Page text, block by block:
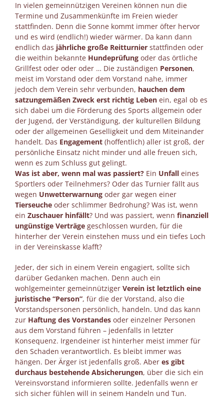
In vielen gemeinnützigen Vereinen können nun die
Termine und Zusammenkünfte im Freien wieder
stattfinden. Denn die Sonne kommt immer öfter hervor
und es wird (endlich!) wieder wärmer. Da kann dann
endlich das jährliche große Reitturnier stattfinden oder
die weithin bekannte Hundeprüfung oder das örtliche
Grillfest oder oder oder … Die zuständigen Personen,
meist im Vorstand oder dem Vorstand nahe, immer
jedoch dem Verein sehr verbunden, hauchen dem
satzungemäßen Zweck erst richtig Leben ein, egal ob es
sich dabei um die Förderung des Sports allgemein oder
der Jugend, der Verständigung, der kulturellen Bildung
oder der allgemeinen Geselligkeit und dem Miteinander
handelt. Das Engagement (hoffentlich) aller ist groß, der
persönliche Einsatz nicht minder und alle freuen sich,
wenn es zum Schluss gut gelingt.
Was ist aber, wenn mal was passiert? Ein Unfall eines
Sportlers oder Teilnehmers? Oder das Turnier fällt aus
wegen Unwetterwarnung oder gar wegen einer
Tierseuche oder schlimmer Bedrohung? Was ist, wenn
ein Zuschauer hinfällt? Und was passiert, wenn finanziell
ungünstige Verträge geschlossen wurden, für die
hinterher der Verein einstehen muss und ein tiefes Loch
in der Vereinskasse klafft?
Jeder, der sich in einem Verein engagiert, sollte sich
darüber Gedanken machen. Denn auch ein
wohlgemeinter gemeinnütziger Verein ist letztlich eine
juristische “Person”, für die der Vorstand, also die
Vorstandspersonen persönlich, handeln. Und das kann
zur Haftung des Vorstandes oder einzelner Personen
aus dem Vorstand führen – jedenfalls in letzter
Konsequenz. Irgendeiner ist hinterher meist immer für
den Schaden verantwortlich. Es bleibt immer was
hängen. Der Ärger ist jedenfalls groß. Aber es gibt
durchaus bestehende Absicherungen, über die sich ein
Vereinsvorstand informieren sollte. Jedenfalls wenn er
sich sicher fühlen will in seinem Handeln und Tun.